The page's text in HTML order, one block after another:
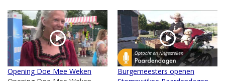
Opening Doe Mee Weken
Burgemeesters openen